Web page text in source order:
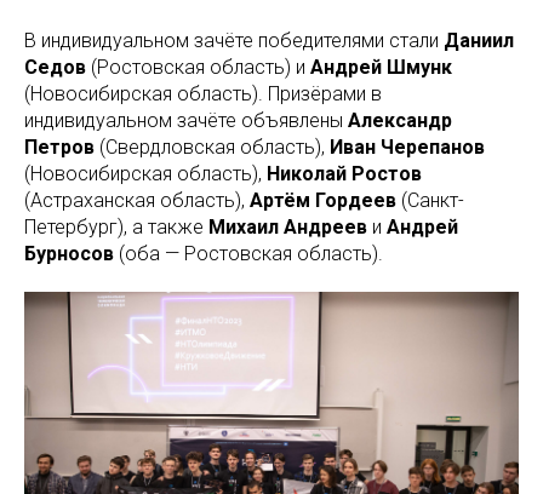
В индивидуальном зачёте победителями стали Даниил
Седов (Ростовская область) и Андрей Шмунк
(Новосибирская область). Призёрами в
индивидуальном зачёте объявлены Александр
Петров (Свердловская область), Иван Черепанов
(Новосибирская область), Николай Ростов
(Астраханская область), Артём Гордеев (Санкт-
Петербург), а также Михаил Андреев и Андрей
Бурносов (оба — Ростовская область).